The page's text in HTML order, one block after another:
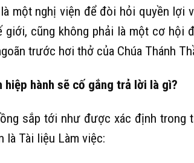
một nghị viện để đòi hỏi quyền lợi
cũng không phải là một cơ hội
trước hơi thở của Chúa Thánh
hiệp hành sẽ cố gắng trả lời là gì?
sắp tới như được xác định trong
là Tài liệu Làm việc: